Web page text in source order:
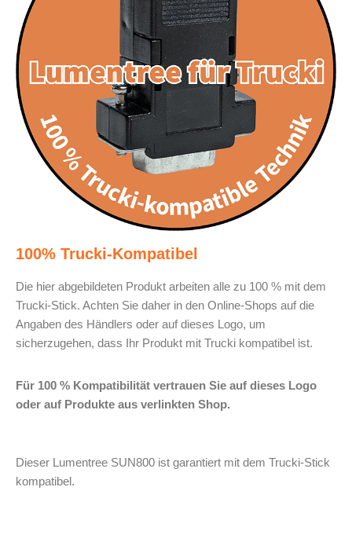
100% Trucki-Kompatibel
Die hier abgebildeten Produkt arbeiten alle zu 100 % mit dem
Trucki-Stick. Achten Sie daher in den Online-Shops auf die
Angaben des Händlers oder auf dieses Logo, um
sicherzugehen, dass Ihr Produkt mit Trucki kompatibel ist.
Für 100 % Kompatibilität vertrauen Sie auf dieses Logo
oder auf Produkte aus verlinkten Shop.
Dieser Lumentree SUN800 ist garantiert mit dem Trucki-Stick
kompatibel.